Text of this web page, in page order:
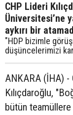
CHP Lideri
Üniversitesi’ne
aykırı bir
"HDP bizimle
düşüncelerimizi
ANKARA (İHA) -
Kılıçdaroğlu,
bütün teamüllere